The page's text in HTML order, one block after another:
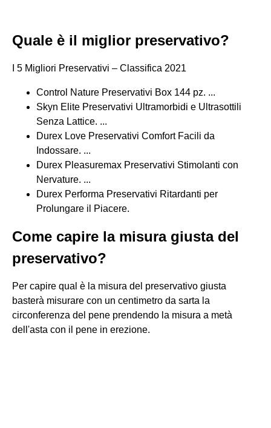
Quale è il miglior preservativo?
I 5 Migliori Preservativi – Classifica 2021
Control Nature Preservativi Box 144 pz. ...
Skyn Elite Preservativi Ultramorbidi e Ultrasottili
Senza Lattice. ...
Durex Love Preservativi Comfort Facili da
Indossare. ...
Durex Pleasuremax Preservativi Stimolanti con
Nervature. ...
Durex Performa Preservativi Ritardanti per
Prolungare il Piacere.
Come capire la misura giusta del
preservativo?
Per capire qual è la misura del preservativo giusta
basterà misurare con un centimetro da sarta la
circonferenza del pene prendendo la misura a metà
dell'asta con il pene in erezione.